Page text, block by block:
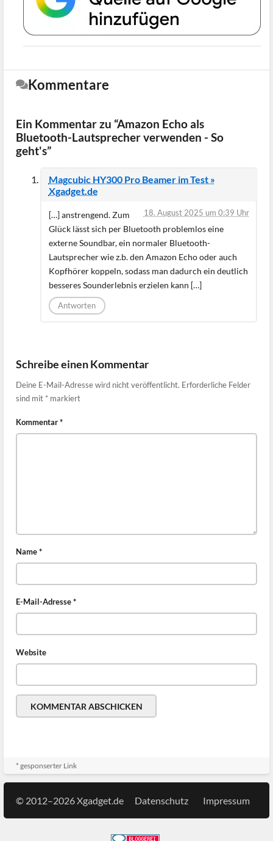
Kommentare
Ein Kommentar zu “Amazon Echo als
Bluetooth-Lautsprecher verwenden - So
geht's”
Magcubic HY300 Pro Beamer im Test »
Xgadget.de
18. August 2025 um 0:39 Uhr
[…] anstrengend. Zum
Glück lässt sich per Bluetooth problemlos eine
externe Soundbar, ein normaler Bluetooth-
Lautsprecher wie z.b. den Amazon Echo oder auch
Kopfhörer koppeln, sodass man dadurch ein deutlich
besseres Sounderlebnis erzielen kann […]
Antworten
Schreibe einen Kommentar
Deine E-Mail-Adresse wird nicht veröffentlicht. Erforderliche Felder
sind mit * markiert
Kommentar*
Name*
E-Mail-Adresse*
Website
* gesponserter Link
© 2012–2026 Xgadget.de Datenschutz Impressum